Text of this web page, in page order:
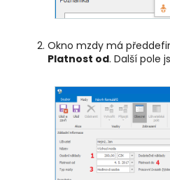
Okno mzdy má
Platnost od. Další pole